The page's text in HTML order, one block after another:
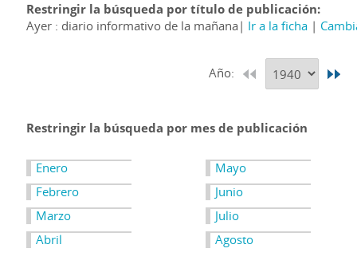
Restringir la búsqueda por título de publicación
Ayer : diario informativo de la mañana
Ir a la ficha
Año:
Restringir la búsqueda por mes de publicación
Enero
Febrero
Marzo
Abril
Mayo
Junio
Julio
Agosto